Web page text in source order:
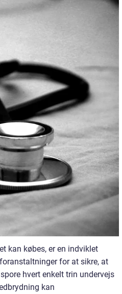
kan købes, er en indviklet
for at sikre, at
hvert enkelt trin undervejs
kan